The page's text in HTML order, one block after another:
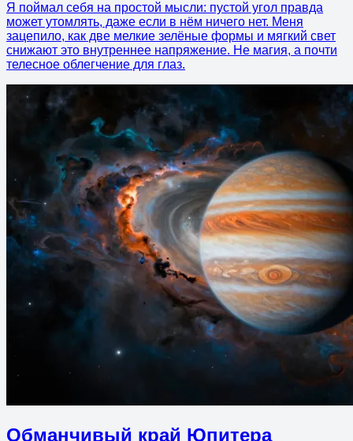
Я поймал себя на простой мысли: пустой угол правда
может утомлять, даже если в нём ничего нет. Меня
зацепило, как две мелкие зелёные формы и мягкий свет
снижают это внутреннее напряжение. Не магия, а почти
телесное облегчение для глаз.
Обманчивый край Юпитера